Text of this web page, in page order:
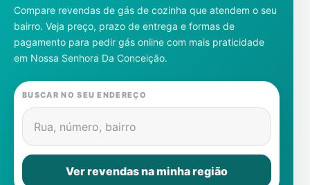
Cadastre-se
Gás
Contatos
Compare revendas de gás de cozinha que atendem o seu
bairro. Veja preço, prazo de entrega e formas de
pagamento para pedir gás online com mais praticidade
em Nossa Senhora Da Conceição.
BUSCAR NO SEU ENDEREÇO
Rua, número, bairro
Ver revendas na minha região